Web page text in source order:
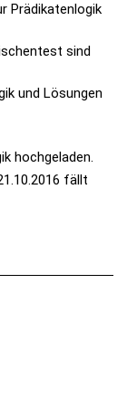
Prädikatenlogik
sind
und Lösungen
hochgeladen.
fällt